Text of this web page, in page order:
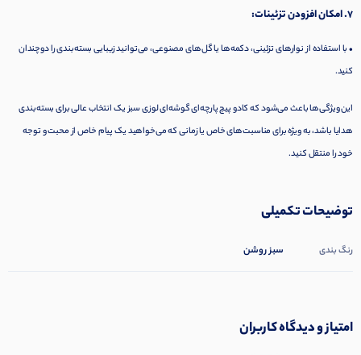
7. امکان افزودن تزئینات:
• با استفاده از نوارهای تزئینی، دکمه‌ها یا گل‌های مصنوعی، می‌توانید زیبایی بسته‌بندی را دوچندان
کنید.
این ویژگی‌ها باعث می‌شود که کادو پیچ پارچه‌ای گوشه‌ای لوزی سبز یک انتخاب عالی برای بسته‌بندی
هدایا باشد، به ویژه برای مناسبت‌های خاص یا زمانی که می‌خواهید یک پیام خاص از محبت و توجه
خود را منتقل کنید.
توضیحات تکمیلی
رنگ بندی سبز روشن
امتیاز و دیدگاه کاربران